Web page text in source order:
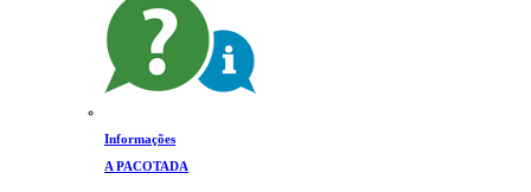
Informações
A PACOTADA